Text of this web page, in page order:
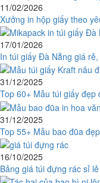
11/02/2026
Xưởng in hộp giấy theo
17/01/2026
In túi giấy Đà Nẵng giá
31/12/2025
Top 60+ Mẫu túi giấy
31/12/2025
Top 55+ Mẫu bao đũa
16/10/2025
Bảng giá túi đựng rác sỉ